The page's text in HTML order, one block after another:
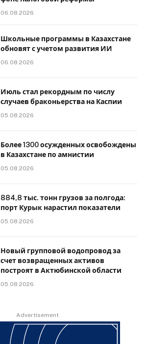
06.08.2026
Школьные программы в Казахстане
обновят с учетом развития ИИ
06.08.2026
Июль стал рекордным по числу
случаев браконьерства на Каспии
05.08.2026
Более 1300 осужденных освобождены
в Казахстане по амнистии
05.08.2026
884,8 тыс. тонн грузов за полгода:
порт Курык нарастил показатели
05.08.2026
Новый групповой водопровод за
счет возвращенных активов
построят в Актюбинской области
05.08.2026
Advertisement